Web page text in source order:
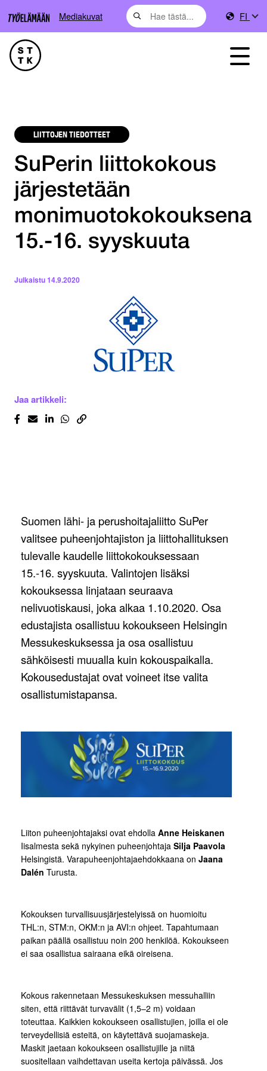
Mediakuvat FI
LIITTOJEN TIEDOTTEET
SuPerin liittokokous
järjestetään
monimuotokokouksena
15.-16. syyskuuta
Julkaistu14.9.2020
Jaa artikkeli:
Suomen lähi- ja perushoitajaliitto SuPer
valitsee puheenjohtajiston ja liittohallituksen
tulevalle kaudelle liittokokouksessaan
15.-16. syyskuuta. Valintojen lisäksi
kokouksessa linjataan seuraava
nelivuotiskausi, joka alkaa 1.10.2020. Osa
edustajista osallistuu kokoukseen Helsingin
Messukeskuksessa ja osa osallistuu
sähköisesti muualla kuin kokouspaikalla.
Kokousedustajat ovat voineet itse valita
osallistumistapansa.
Liiton puheenjohtajaksi ovat ehdolla Anne Heiskanen
Iisalmesta sekä nykyinen puheenjohtaja Silja Paavola
Helsingistä. Varapuheenjohtajaehdokkaana on Jaana
Dalén Turusta.
Kokouksen turvallisuusjärjestelyissä on huomioitu
THL:n, STM:n, OKM:n ja AVI:n ohjeet. Tapahtumaan
paikan päällä osallistuu noin 200 henkilöä. Kokoukseen
ei saa osallistua sairaana eikä oireisena.
Kokous rakennetaan Messukeskuksen messuhalliin
siten, että riittävät turvavälit (1,5–2 m) voidaan
toteuttaa. Kaikkien kokoukseen osallistujien, joilla ei ole
terveydellisiä esteitä, on käytettävä suojamaskeja.
Maskit jaetaan kokoukseen osallistujille ja niitä
suositellaan vaihdettavan useita kertoja päivässä. Jos